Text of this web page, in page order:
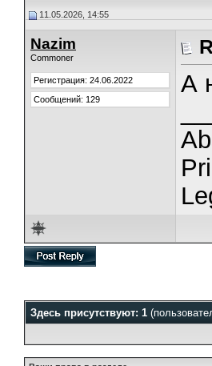
11.05.2026, 14:55
Nazim
Commoner
Регистрация: 24.06.2022
Сообщений: 129
А
Здесь присутствуют: 1